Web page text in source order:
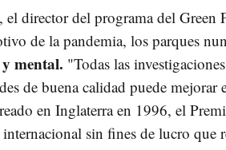
el director del programa del Green
de la pandemia, los parques
mental. "Todas las
de buena calidad puede mejorar
en Inglaterra en 1996, el
sin fines de lucro que